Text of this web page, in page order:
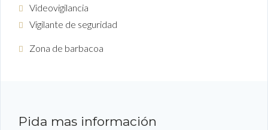
Videovigilancia
Vigilante de seguridad
Zona de barbacoa
Pida mas información